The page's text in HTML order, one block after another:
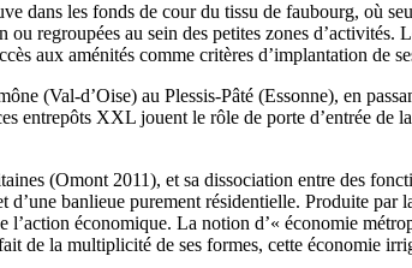
dans les fonds de cour du tissu de faubourg, où
regroupées au sein des petites zones d’activités.
aux aménités comme critères d’implantation de
(Val-d’Oise) au Plessis-Pâté (Essonne), en
entrepôts XXL jouent le rôle de porte d’entrée de
(Omont 2011), et sa dissociation entre des
d’une banlieue purement résidentielle. Produite par
économique. La notion d’« économie
de la multiplicité de ses formes, cette économie